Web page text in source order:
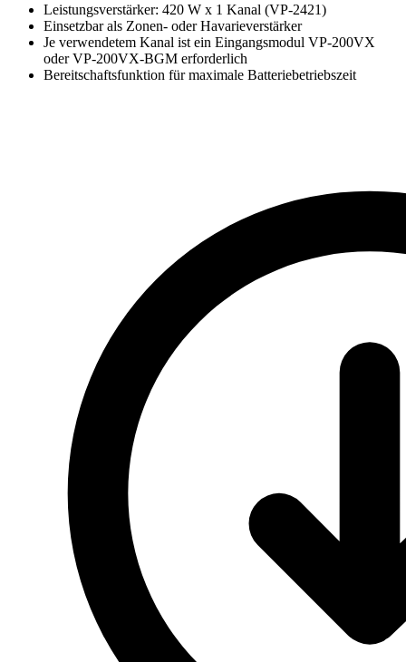
Leistungsverstärker: 420 W x 1 Kanal (VP-2421)
Einsetzbar als Zonen- oder Havarieverstärker
Je verwendetem Kanal ist ein Eingangsmodul VP-200VX
oder VP-200VX-BGM erforderlich
Bereitschaftsfunktion für maximale Batteriebetriebszeit